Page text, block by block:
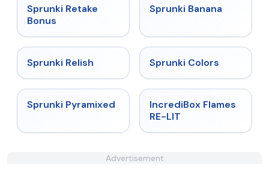
★
Sprunki Retake
Bonus
★
Sprunki Banana
Sprunki Relish ★
Sprunki Colors
★ 4.7
Sprunki Pyramixed ★ 5
IncrediBox Flames
RE-LIT
Advertisement